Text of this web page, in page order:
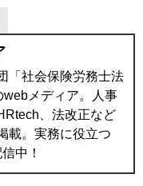
「社会保険労務士法
webメディア。人事
、法改正など
載。実務に役立つ
中！